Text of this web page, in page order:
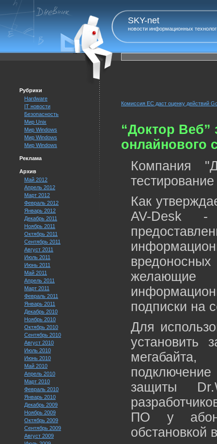
SKY-net
новости информационных
Рубрики
Hardware
IT новости
Безопасность
Мир Unix
Мир Windows
Мир Windows
Мир Windows
Реклама
Архив
Май 2012
Апрель 2012
Март 2012
Февраль 2012
Январь 2012
Декабрь 2011
Ноябрь 2011
Октябрь 2011
Сентябрь 2011
Август 2011
Июль 2011
Июнь 2011
Май 2011
Апрель 2011
Март 2011
Февраль 2011
Январь 2011
Декабрь 2010
Ноябрь 2010
Октябрь 2010
Сентябрь 2010
Август 2010
Июль 2010
Июнь 2010
Май 2010
Апрель 2010
Март 2010
Февраль 2010
Январь 2010
Декабрь 2009
Ноябрь 2009
Октябрь 2009
Сентябрь 2009
Август 2009
Комиссия ЕС даст оценку действий
“Доктор Веб”
онлайнового
Компания
Как
AV-Desk -
подписки на
Для
установить
защиты
ПО у
обстановкой